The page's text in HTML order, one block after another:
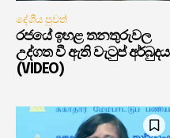
දේශීය පුවත්
රජයේ ඉහළ තනතුරුවල
උද්ගත වී ඇති වැටුප් අර්බුදය
(VIDEO)